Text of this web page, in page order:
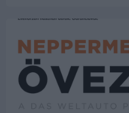
WeltAuto
az…